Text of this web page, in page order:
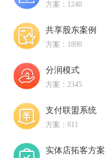
方案：1240
共享股东案例
方案：1890
分润模式
方案：2345
支付联盟系统
方案：611
实体店拓客方案